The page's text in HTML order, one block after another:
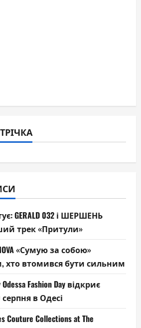
GERALD 032 і ШЕРШЕНЬ
трек «Притули»
«Сумую за собою»
хто втомився бути сильним
Odessa Fashion Day відкриє
в Одесі
Couture Collections at The